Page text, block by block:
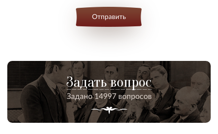
Отправить
Задать вопрос
Задано 14997 вопросов